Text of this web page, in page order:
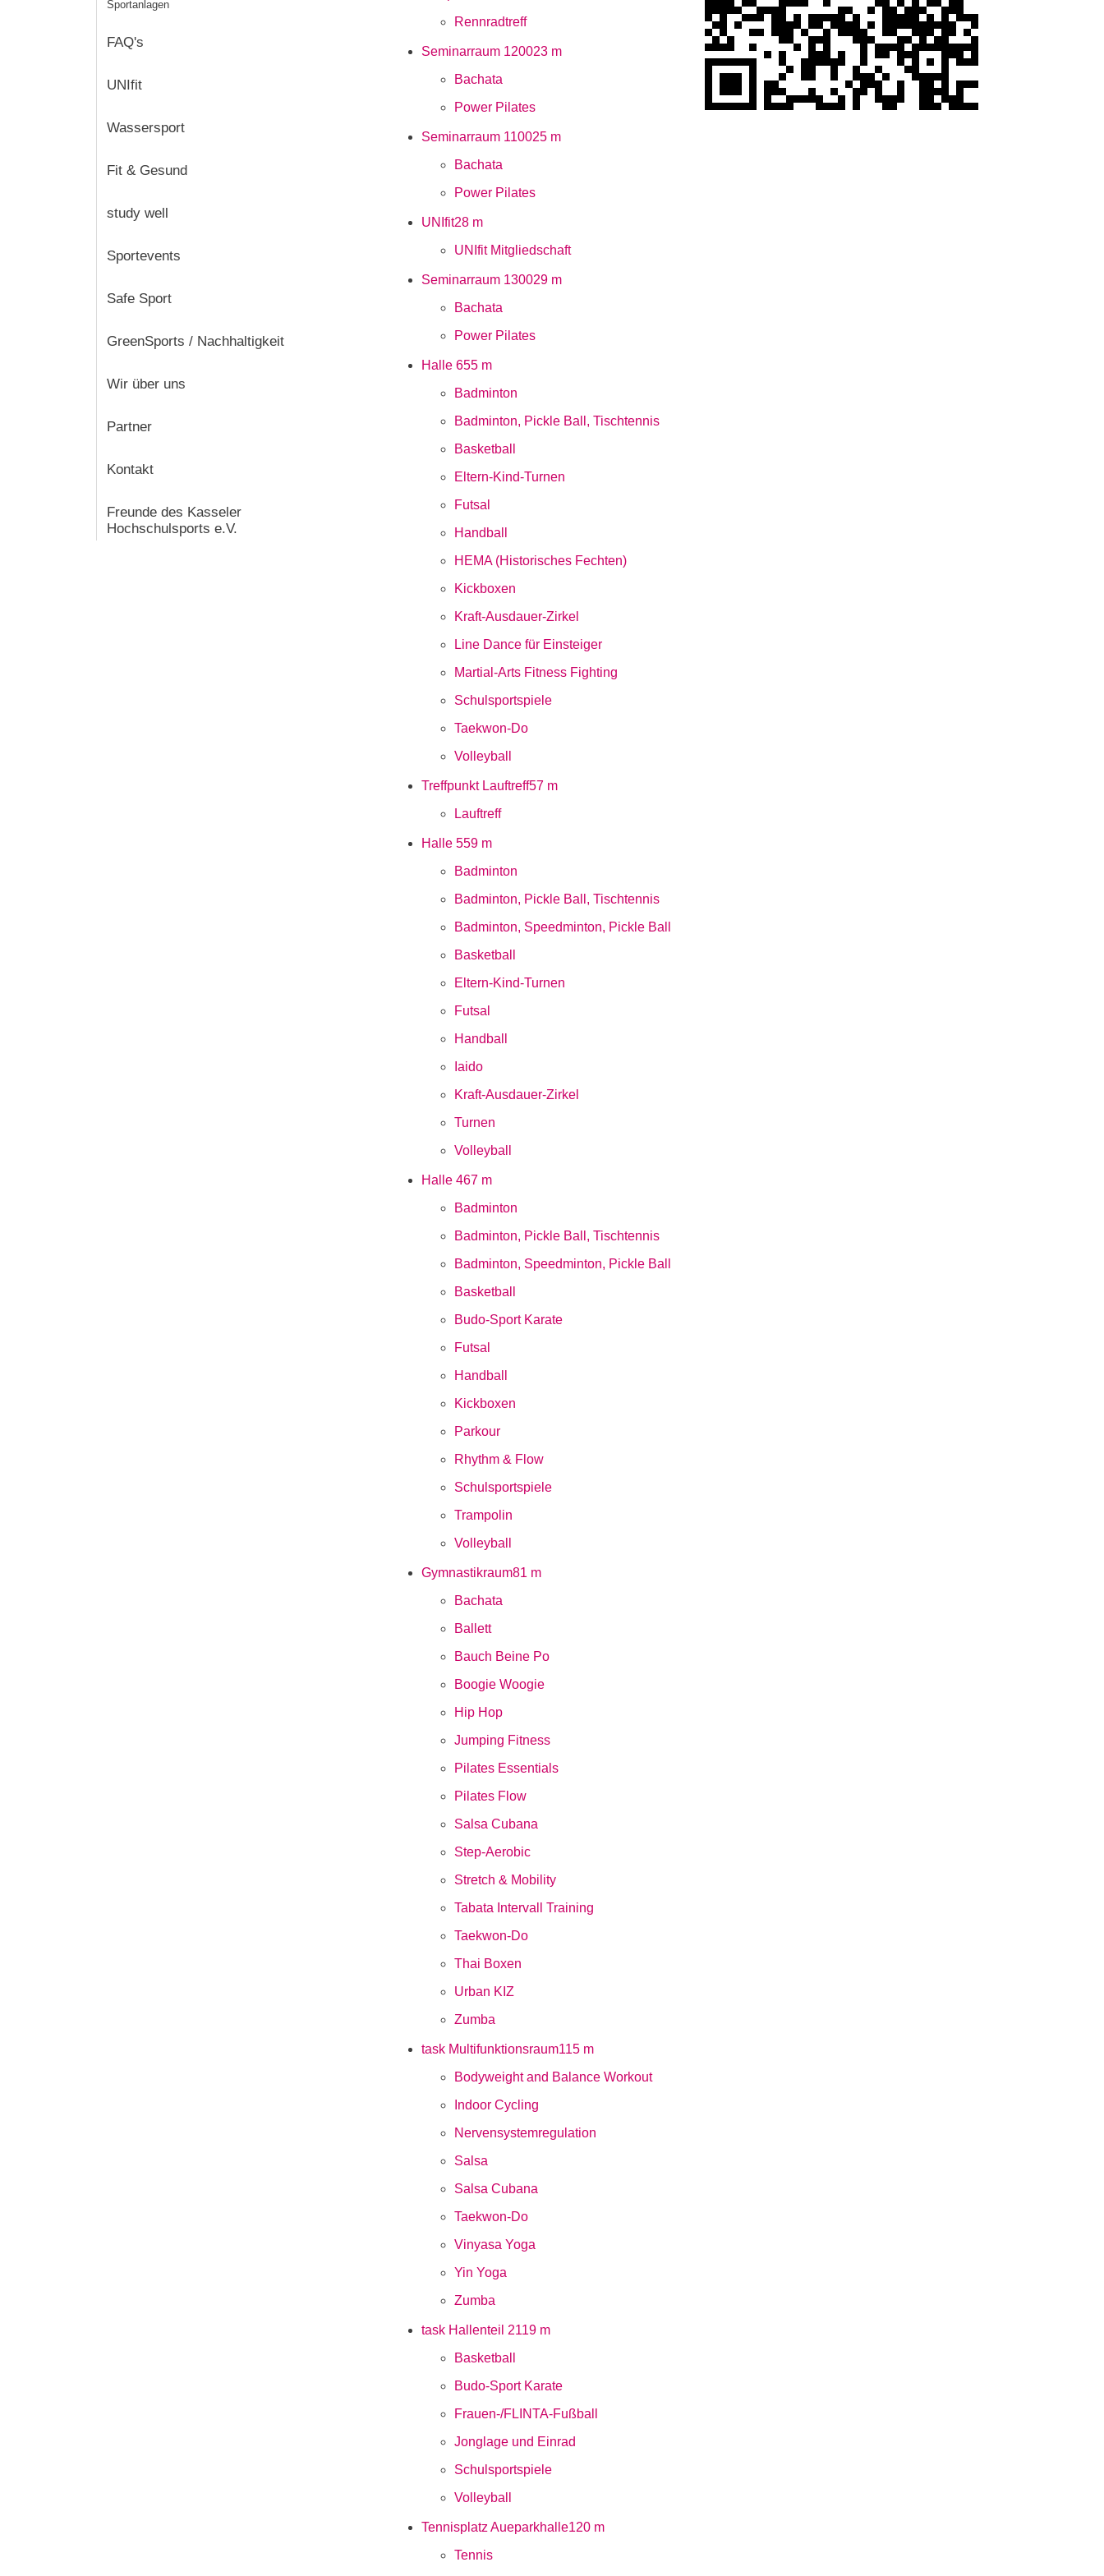
Sportanlagen
FAQ's
UNIfit
Wassersport
Fit & Gesund
study well
Sportevents
Safe Sport
GreenSports / Nachhaltigkeit
Wir über uns
Partner
Kontakt
Freunde des Kasseler
Hochschulsports e.V.
Rennradtreff
Seminarraum 120023 m
Bachata
Power Pilates
Seminarraum 110025 m
Bachata
Power Pilates
UNIfit28 m
UNIfit Mitgliedschaft
Seminarraum 130029 m
Bachata
Power Pilates
Halle 655 m
Badminton
Badminton, Pickle Ball, Tischtennis
Basketball
Eltern-Kind-Turnen
Futsal
Handball
HEMA (Historisches Fechten)
Kickboxen
Kraft-Ausdauer-Zirkel
Line Dance für Einsteiger
Martial-Arts Fitness Fighting
Schulsportspiele
Taekwon-Do
Volleyball
Treffpunkt Lauftreff57 m
Lauftreff
Halle 559 m
Badminton
Badminton, Pickle Ball, Tischtennis
Badminton, Speedminton, Pickle Ball
Basketball
Eltern-Kind-Turnen
Futsal
Handball
Iaido
Kraft-Ausdauer-Zirkel
Turnen
Volleyball
Halle 467 m
Badminton
Badminton, Pickle Ball, Tischtennis
Badminton, Speedminton, Pickle Ball
Basketball
Budo-Sport Karate
Futsal
Handball
Kickboxen
Parkour
Rhythm & Flow
Schulsportspiele
Trampolin
Volleyball
Gymnastikraum81 m
Bachata
Ballett
Bauch Beine Po
Boogie Woogie
Hip Hop
Jumping Fitness
Pilates Essentials
Pilates Flow
Salsa Cubana
Step-Aerobic
Stretch & Mobility
Tabata Intervall Training
Taekwon-Do
Thai Boxen
Urban KIZ
Zumba
task Multifunktionsraum115 m
Bodyweight and Balance Workout
Indoor Cycling
Nervensystemregulation
Salsa
Salsa Cubana
Taekwon-Do
Vinyasa Yoga
Yin Yoga
Zumba
task Hallenteil 2119 m
Basketball
Budo-Sport Karate
Frauen-/FLINTA-Fußball
Jonglage und Einrad
Schulsportspiele
Volleyball
Tennisplatz Aueparkhalle120 m
Tennis